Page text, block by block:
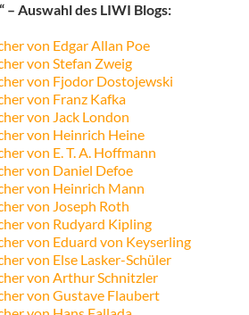
– Auswahl des LIWI Blogs:
von Edgar Allan Poe
von Stefan Zweig
von Fjodor Dostojewski
von Franz Kafka
von Jack London
von Heinrich Heine
von E. T. A. Hoffmann
von Daniel Defoe
von Heinrich Mann
von Joseph Roth
von Rudyard Kipling
von Eduard von Keyserling
von Else Lasker-Schüler
von Arthur Schnitzler
von Gustave Flaubert